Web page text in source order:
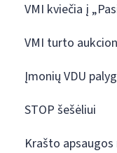
VMI kviečia į
VMI turto
Įmonių VDU
STOP šešėliui
Krašto